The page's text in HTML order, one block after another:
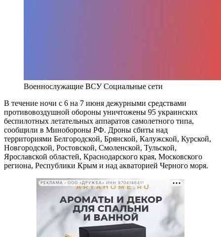
Военнослужащие ВСУ Социальные сети
В течение ночи с 6 на 7 июня дежурными средствами
противовоздушной обороны уничтожены 95 украинских
беспилотных летательных аппаратов самолетного типа,
сообщили в Минобороны РФ. Дроны сбиты над
территориями Белгородской, Брянской, Калужской, Курской,
Новгородской, Ростовской, Смоленской, Тульской,
Ярославской областей, Краснодарского края, Московского
региона, Республики Крым и над акваторией Черного моря.
РЕКЛАМА • ООО «ДРУЖБА» ИНН 9704146411